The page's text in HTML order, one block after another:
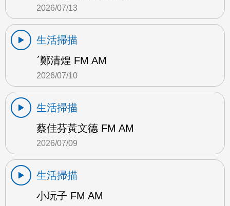
2026/07/13
生活掃描
ˊ鄭清煌 FM AM
2026/07/10
生活掃描
蔡佳芬黃文德 FM AM
2026/07/09
生活掃描
小玩子 FM AM